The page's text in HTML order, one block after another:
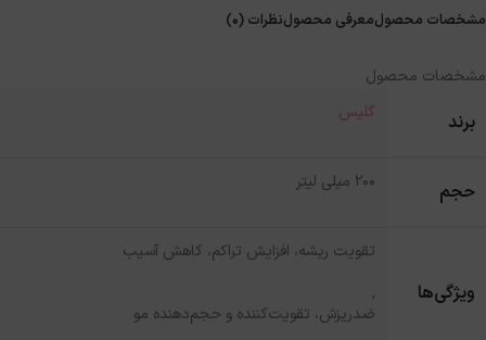
مشخصات محصولمعرفی محصولنظرات (0)
مشخصات محصول
برند گلیس
حجم 200 میلی لیتر
ویژگی‌ها
تقویت ریشه، افزایش تراکم، کاهش آسیب
,
ضدریزش، تقویت‌کننده و حجم‌دهنده مو